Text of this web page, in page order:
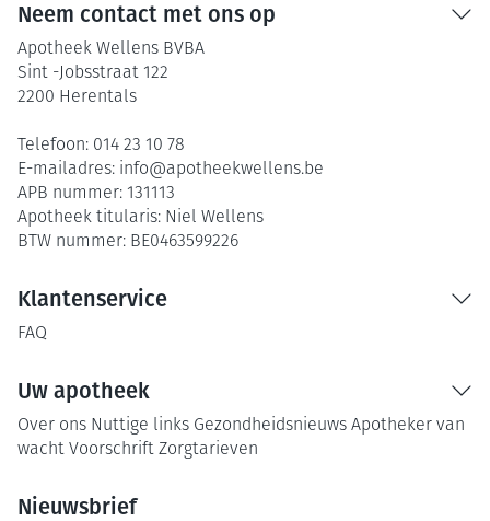
Neem contact met ons op
Apotheek Wellens BVBA
Sint -Jobsstraat 122
2200 Herentals
Telefoon: 014 23 10 78
E-mailadres: info@apotheekwellens.be
APB nummer: 131113
Apotheek titularis: Niel Wellens
BTW nummer: BE0463599226
Klantenservice
FAQ
Uw apotheek
Over ons Nuttige links Gezondheidsnieuws Apotheker van
wacht Voorschrift Zorgtarieven
Nieuwsbrief